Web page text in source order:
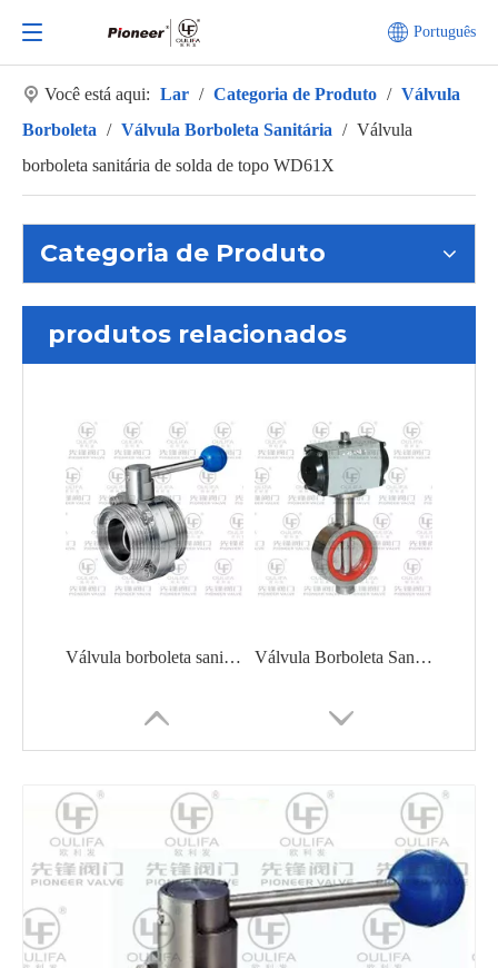
Português
Você está aqui: Lar / Categoria de Produto / Válvula
Borboleta / Válvula Borboleta Sanitária / Válvula
borboleta sanitária de solda de topo WD61X
Categoria de Produto
produtos relacionados
Válvula borboleta sanitária de rosca macho WD21F Válvula Borboleta Sanitária tipo Wafer D71X